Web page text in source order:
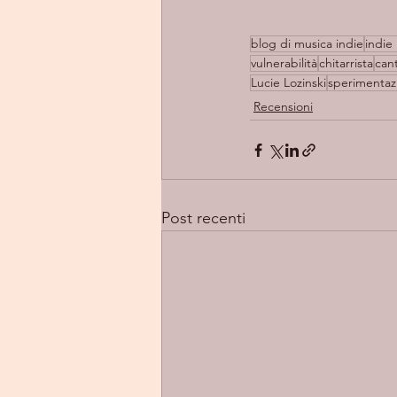
blog di musica indie indie
vulnerabilitàchitarrista
Lucie Lozinski
Recensioni
Post recenti